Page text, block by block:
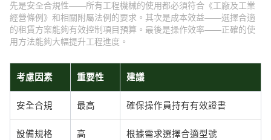
先是安全合規性——所有工程機械的使用都必須符合《工廠及工業
經營條例》和相關附屬法例的要求。其次是成本效益——選擇合適
的租賃方案能夠有效控制項目預算。最後是操作效率——正確的使
用方法能夠大幅提升工程進度。
考慮因素 重要性 建議
安全合規 最高 確保操作員持有有效證書
設備規格 高 根據需求選擇合適型號